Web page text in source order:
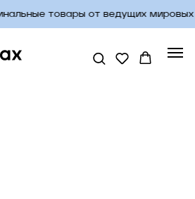
товары от ведущих мировых